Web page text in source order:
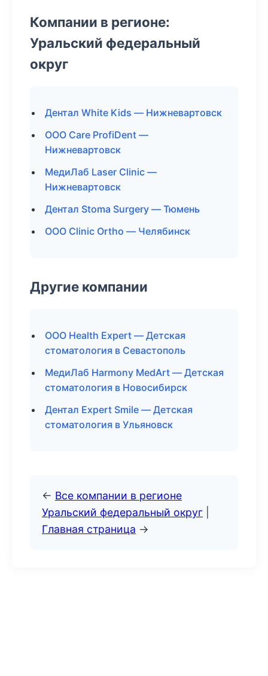
Компании в регионе:
Уральский федеральный
округ
Дентал White Kids — Нижневартовск
ООО Care ProfiDent —
Нижневартовск
МедиЛаб Laser Clinic —
Нижневартовск
Дентал Stoma Surgery — Тюмень
ООО Clinic Ortho — Челябинск
Другие компании
ООО Health Expert — Детская
стоматология в Севастополь
МедиЛаб Harmony MedArt — Детская
стоматология в Новосибирск
Дентал Expert Smile — Детская
стоматология в Ульяновск
← Все компании в регионе
Уральский федеральный округ
Главная страница →